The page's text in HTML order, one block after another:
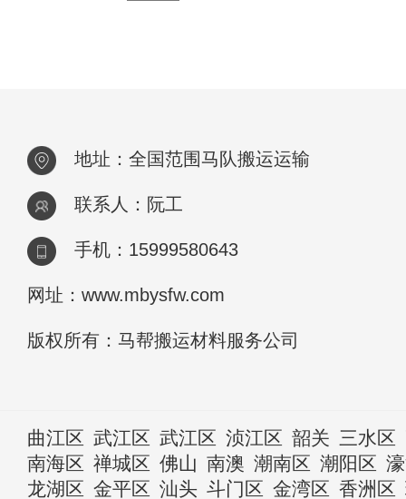
地址：全国范围马队搬运运输
联系人：阮工
手机：15999580643
网址：www.mbysfw.com
版权所有：马帮搬运材料服务公司
曲江区 武江区 武江区 浈江区 韶关 三水区
南海区 禅城区 佛山 南澳 潮南区 潮阳区
龙湖区 金平区 汕头 斗门区 金湾区 香洲区